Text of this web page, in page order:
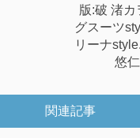
版:破 渚カ
グスーツ
リーナ
悠仁
関連記事